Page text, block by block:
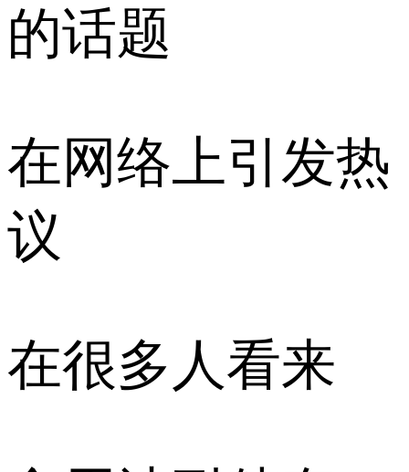
的话题
在网络上引发热
议
在很多人看来